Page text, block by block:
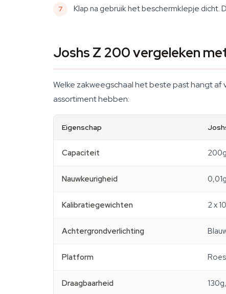
Klap na gebruik het beschermklepje
Joshs Z 200 vergeleken
Welke zakweegschaal het beste past hangt
assortiment hebben:
Eigenschap
Capaciteit 200g
Nauwkeurigheid 0,01g
Kalibratiegewichten 2 x
Achtergrondverlichting
Platform
Draagbaarheid